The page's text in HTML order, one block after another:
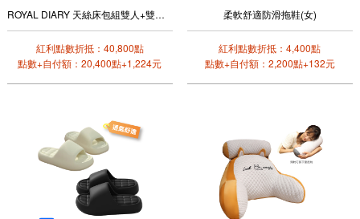
ROYAL DIARY 天絲床包組雙人+雙人鋪棉兩用被套四件組(漫步時)
紅利點數折抵：40,800點
點數+自付額：20,400點+1,224元
柔軟舒適防滑拖鞋(女)
紅利點數折抵：4,400點
點數+自付額：2,200點+132元